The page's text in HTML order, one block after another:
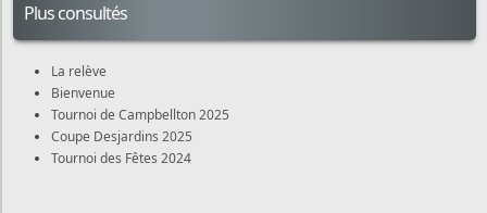
Plus consultés
La relève
Bienvenue
Tournoi de Campbellton 2025
Coupe Desjardins 2025
Tournoi des Fêtes 2024